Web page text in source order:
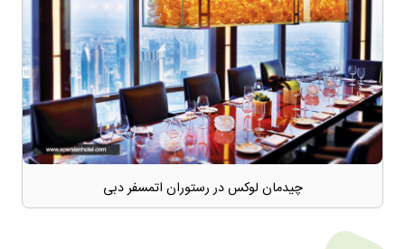
چیدمان لوکس در رستوران اتمسفر دبی